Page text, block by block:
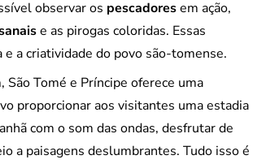
observar os pescadoresem ação,
e as pirogas coloridas. Essas
a criatividade do povo são-tomense.
São Tomé e Príncipe oferece uma
proporcionar aos visitantes uma estadia
com o som das ondas, desfrutar de
a paisagens deslumbrantes. Tudo isso é